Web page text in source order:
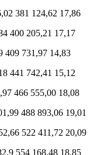
381 124,62 17,86
400 205,21 17,17
409 731,97 14,83
441 742,41 15,12
466 555,00 18,08
488 893,06 19,01
522 411,72 20,09
554 168,48 18,85